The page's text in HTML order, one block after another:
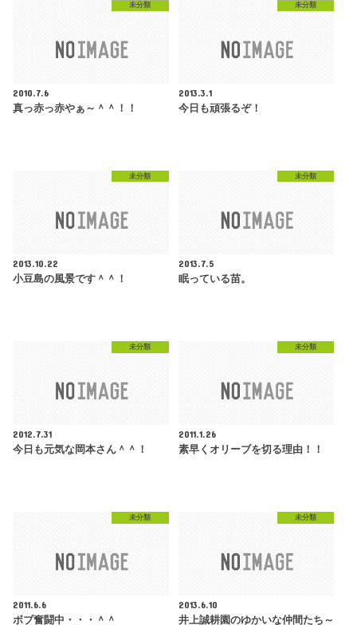
未分類
2010.7.6
真っ赤っ赤やぁ～＾＾！！
未分類
2013.3.1
今日も頑張るぞ！
未分類
2013.10.22
小豆島の風景です＾＾！
未分類
2013.7.5
眠っている苗。
未分類
2012.7.31
今日も元気な岡本さん＾＾！
未分類
2011.1.26
素早くオリーブを切る理由！！
未分類
2011.6.6
ボブ奮闘中・・・＾＾
未分類
2013.6.10
井上誠耕園のゆかいな仲間たち～